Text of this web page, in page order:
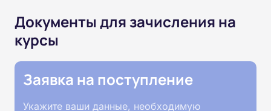
Документы для зачисления на
курсы
Заявка на поступление
Укажите ваши данные, необходимую